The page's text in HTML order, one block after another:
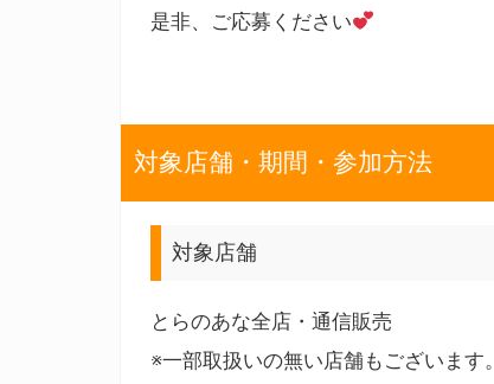
是非、ご応募ください
対象店舗・期間・参加方法
対象店舗
とらのあな全店・通信販売
※一部取扱いの無い店舗もございます。